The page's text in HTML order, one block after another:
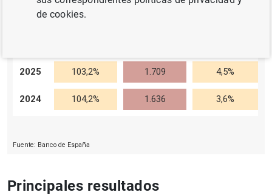
Principales resultados
de cookies.